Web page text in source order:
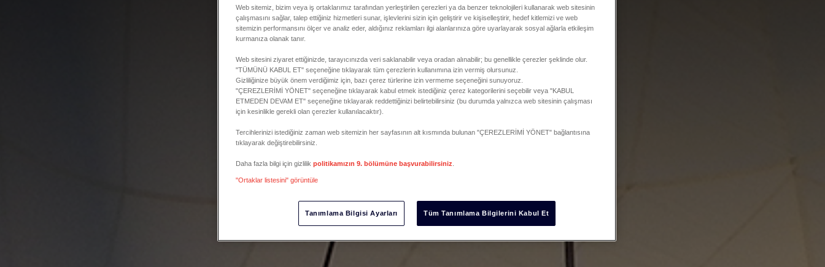
Web sitemiz, bizim veya iş ortaklarımız tarafından yerleştirilen çerezleri ya da benzer teknolojileri kullanarak web sitesinin
çalışmasını sağlar, talep ettiğiniz hizmetleri sunar, işlevlerini sizin için geliştirir ve kişiselleştirir, hedef kitlemizi ve web
sitemizin performansını ölçer ve analiz eder, aldığınız reklamları ilgi alanlarınıza göre uyarlayarak sosyal ağlarla etkileşim
kurmanıza olanak tanır.
Web sitesini ziyaret ettiğinizde, tarayıcınızda veri saklanabilir veya oradan alınabilir; bu genellikle çerezler şeklinde olur.
"TÜMÜNÜ KABUL ET" seçeneğine tıklayarak tüm çerezlerin kullanımına izin vermiş olursunuz.
Gizliliğinize büyük önem verdiğimiz için, bazı çerez türlerine izin vermeme seçeneğini sunuyoruz.
"ÇEREZLERİMİ YÖNET" seçeneğine tıklayarak kabul etmek istediğiniz çerez kategorilerini seçebilir veya "KABUL
ETMEDEN DEVAM ET" seçeneğine tıklayarak reddettiğinizi belirtebilirsiniz (bu durumda yalnızca web sitesinin çalışması
için kesinlikle gerekli olan çerezler kullanılacaktır).
Tercihlerinizi istediğiniz zaman web sitemizin her sayfasının alt kısmında bulunan "ÇEREZLERİMİ YÖNET" bağlantısına
tıklayarak değiştirebilirsiniz.
Daha fazla bilgi için gizlilik politikamızın 9. bölümüne başvurabilirsiniz
"Ortaklar listesini" görüntüle
Tanımlama Bilgisi Ayarları Tüm Tanımlama Bilgilerini Kabul Et